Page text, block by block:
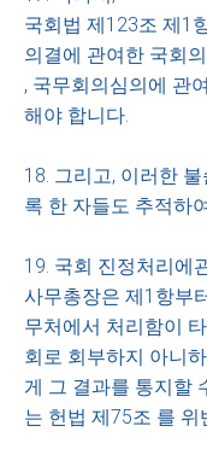
국회법 제123조 제1
의결에 관여한 국회
, 국무회의심의에 관
해야 합니다.
18. 그리고, 이러한
록 한 자들도 추적하
19. 국회 진정처리에
사무총장은 제1항부
무처에서 처리함이
회로 회부하지 아니
게 그 결과를 통지할
는 헌법 제75조 를